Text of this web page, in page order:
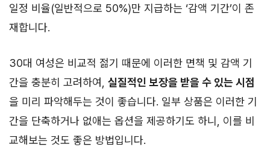
일정 비율(일반적으로 50%)만 지급하는 ‘감액 기간’이 존
재합니다.
30대 여성은 비교적 젊기 때문에 이러한 면책 및 감액 기
간을 충분히 고려하여, 실질적인 보장을 받을 수 있는 시점
을 미리 파악해두는 것이 좋습니다. 일부 상품은 이러한 기
간을 단축하거나 없애는 옵션을 제공하기도 하니, 이를 비
교해보는 것도 좋은 방법입니다.